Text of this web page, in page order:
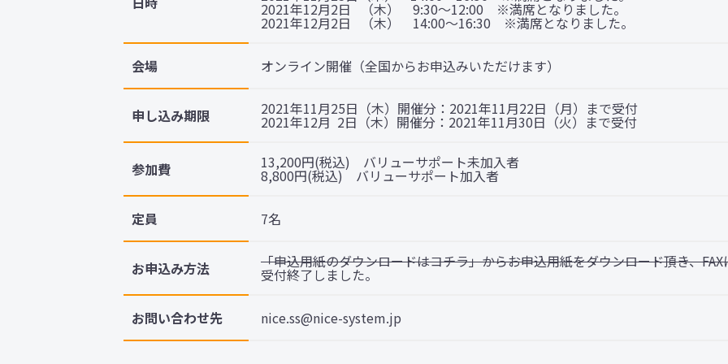
2021年12月2日 （木） 9:30〜12:00 ※満席となりました。
2021年12月2日 （木） 14:00〜16:30 ※満席となりました。
会場 オンライン開催（全国からお申込みいただけます）
申し込み期限 2021年11月25日（木）開催分：2021年11月22日（月）まで受付
2021年12月 2日（木）開催分：2021年11月30日（火）まで受付
参加費 13,200円(税込) バリューサポート未加入者
8,800円(税込) バリューサポート加入者
定員 7名
お申込み方法 「申込用紙のダウンロードはコチラ」からお申込用紙をダウンロード頂き、
受付終了しました。
お問い合わせ先 nice.ss@nice-system.jp